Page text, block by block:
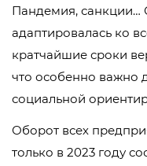
Пандемия, санкции…
адаптировалась ко
кратчайшие сроки
что особенно важно
социальной
Оборот всех
только в 2023 году